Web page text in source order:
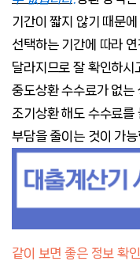
기간이 짧지 않기 때문
선택하는 기간에 따라
달라지므로 잘 확인하시
중도상환 수수료가 없는
조기상환 해도 수수료를
부담을 줄이는 것이 가능
같이 보면 좋은 정보 확인